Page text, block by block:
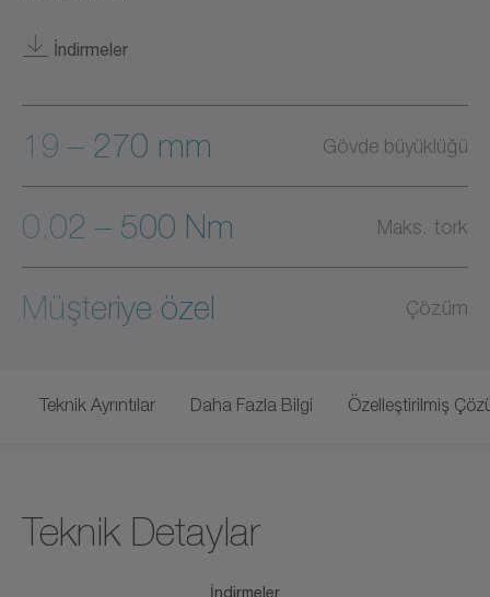
İndirmeler
19 – 270 mm Gövde büyüklüğü
0.02 – 500 Nm Maks. tork
Müşteriye özel Çözüm
Teknik Ayrıntılar Daha Fazla Bilgi Özelleştirilmiş
Teknik Detaylar
İndirmeler